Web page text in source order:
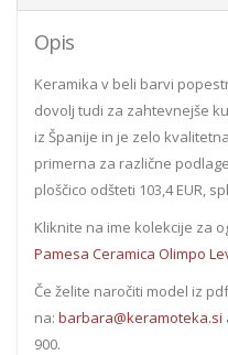
Opis
Keramika v beli barvi
dovolj tudi za zahtevnejše
iz Španije in je zelo
primerna za različne
ploščico odšteti 103,4 EUR,
Kliknite na ime kolekcije za
Pamesa Ceramica Olimpo
Če želite naročiti model iz
na: barbara@keramoteka.si
900.